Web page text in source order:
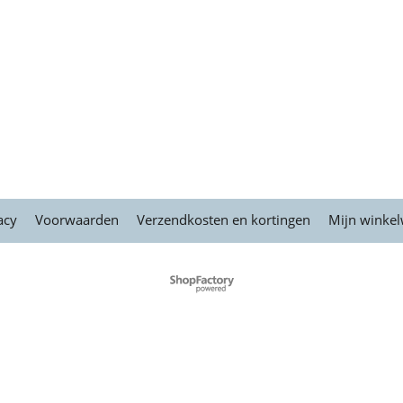
Voorwaarden Verzendkosten en kortingen Mijn
Webwinkel gemaakt met
ShopFactory webwinkel